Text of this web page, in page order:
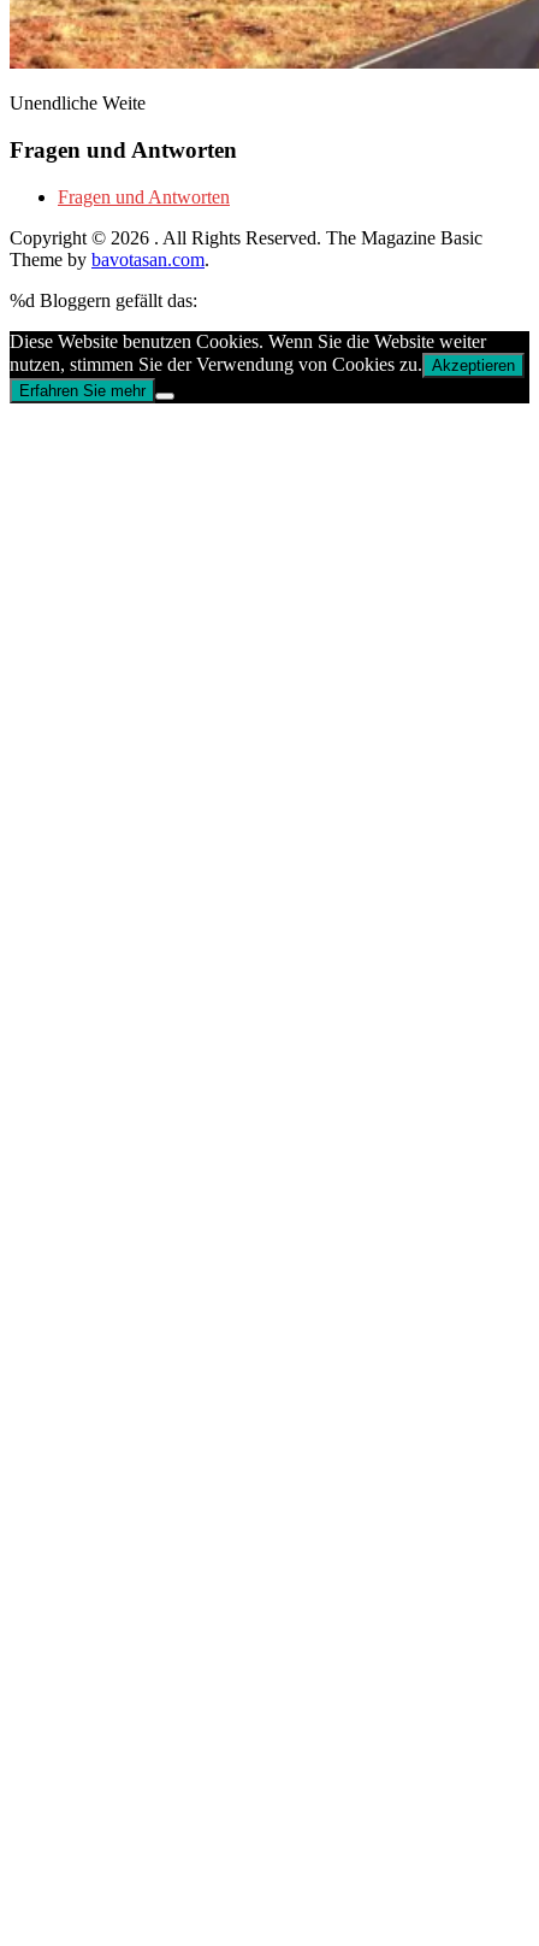
Unendliche Weite
Fragen und Antworten
Fragen und Antworten
Copyright © 2026 . All Rights Reserved. The Magazine Basic
Theme by bavotasan.com.
%d Bloggern gefällt das:
Diese Website benutzen Cookies. Wenn Sie die Website weiter
nutzen, stimmen Sie der Verwendung von Cookies zu. Akzeptieren
Erfahren Sie mehr